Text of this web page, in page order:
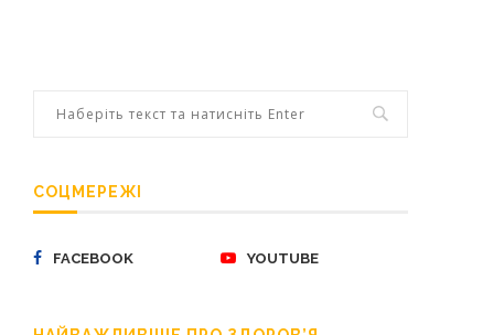
СОЦМЕРЕЖІ
FACEBOOK YOUTUBE